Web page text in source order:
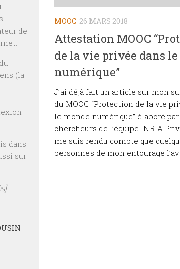
MOOC 26 MARS 2018
Attestation MOOC
de la vie privée dans
numérique”
J’ai déjà fait un article sur mon
du MOOC “Protection de la vie
le monde numérique” élaboré
chercheurs de l’équipe INRIA
me suis rendu compte que
personnes de mon entourage
de
(la
dans
sur